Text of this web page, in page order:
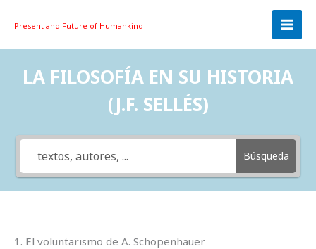
Present and Future of Humankind
LA FILOSOFÍA EN SU HISTORIA
(J.F. SELLÉS)
Búsqueda
1. El voluntarismo de A. Schopenhauer